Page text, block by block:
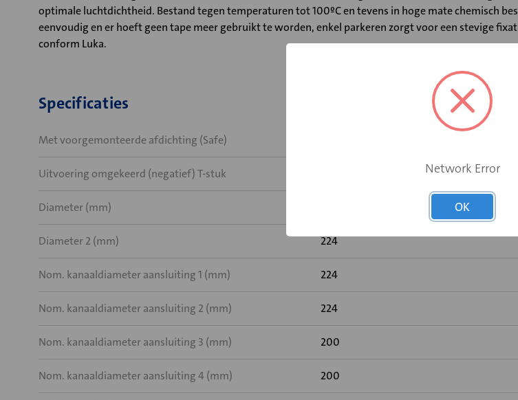
optimale luchtdichtheid. Bestand tegen temperaturen tot 100ºC en tevens in hoge mate chemisch
eenvoudig en er hoeft geen tape meer gebruikt te worden, enkel parkeren zorgt voor een stevige
conform Luka.
Specificaties
Met voorgemonteerde afdichting (Safe)
Uitvoering omgekeerd (negatief) T-stuk
Diameter (mm)
Diameter 2 (mm) 224
Nom. kanaaldiameter aansluiting 1 (mm) 224
Nom. kanaaldiameter aansluiting 2 (mm) 224
Nom. kanaaldiameter aansluiting 3 (mm) 200
Nom. kanaaldiameter aansluiting 4 (mm) 200
Network Error
OK